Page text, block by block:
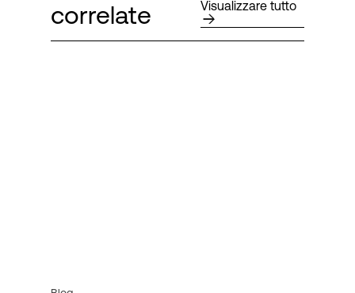
correlate
Visualizzare tutto